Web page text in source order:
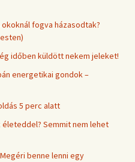
fogva házasodtak?
időben küldött nekem jeleket!
energetikai gondok –
5 perc alatt
Semmit nem lehet
benne lenni egy